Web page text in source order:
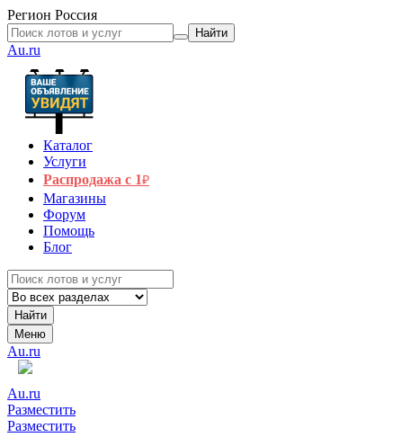
Регион Россия
Найти
Au.ru
Каталог
Услуги
Распродажа с 1₽
Магазины
Форум
Помощь
Блог
Найти
Меню
Au.ru
Au.ru
Разместить
Разместить